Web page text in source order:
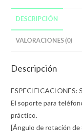
DESCRIPCIÓN
VALORACIONES (0)
Descripción
ESPECIFICACIONES:
El soporte para
práctico.
[Ángulo de rotación